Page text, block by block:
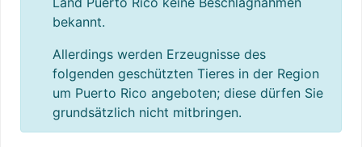
bekannt.
Allerdings werden Erzeugnisse des
folgenden geschützten Tieres in der Region
um Puerto Rico angeboten; diese dürfen Sie
grundsätzlich nicht mitbringen.